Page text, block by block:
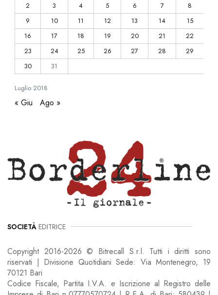
Luglio 2018
2
3 4 5 6 7
8
9
10 11 12 13 14
15
16
17 18 19 20 21
22
23
24 25 26 27 28
29
30
31
« Giu Ago »
SOCIETÀ EDITRICE
Copyright 2016-2026 © Bitrecall S.r.l. Tutti i diritti sono
riservati | Divisione Quotidiani Sede: Via Montenegro, 19
70121 Bari
Codice Fiscale, Partita I.V.A. e Iscrizione al Registro delle